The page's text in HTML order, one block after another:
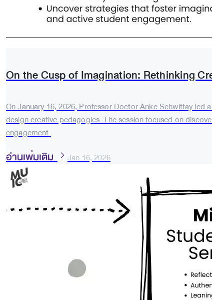
On the Cusp of Imagination: Rethinking
On January 16, 2026, Professor Doctor Anke Schwittay
design creative pedagogies. The session focused on
engagement.
อ่านเพิ่มเติม Jan 16, 2026